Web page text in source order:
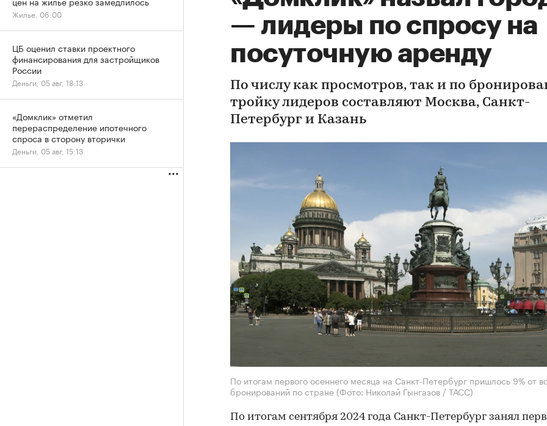
— лидеры по спросу на
посуточную аренду
По числу как просмотров, так и по
тройку лидеров составляют Москва, Санкт-
Петербург и Казань
По итогам первого осеннего месяца на Санкт-Петербург пришлось 9% от
бронирований по стране (Фото: Николай Гынгазов / ТАСС)
По итогам сентября 2024 года Санкт-Петербург занял
Жилье, 06:00
ЦБ оценил ставки проектного
финансирования для застройщиков
России
Деньги, 05 авг, 18:13
«Домклик» отметил
перераспределение ипотечного
спроса в сторону вторички
Деньги, 05 авг, 15:13